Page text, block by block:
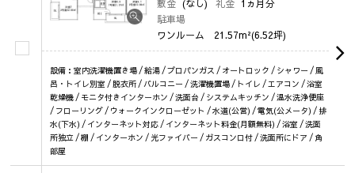
敷金 (なし) 礼金 1ヵ月分
駐車場
ワンルーム 21.57m²(6.52坪)
設備：室内洗濯機置き場 / 給湯 / プロパンガス / オートロック / シャワー / 風
呂・トイレ別室 / 脱衣所 / バルコニー / 洗濯機置場 / トイレ / エアコン / 浴室
乾燥機 / モニタ付きインターホン / 洗面台 / システムキッチン / 温水洗浄便座
/ フローリング / ウォークインクローゼット / 水道(公営) / 電気(公メータ) / 排
水(下水) / インターネット対応 / インターネット料金(月額無料) / 浴室 / 洗面
所独立 / 棚 / インターホン / 光ファイバー / ガスコンロ付 / 洗面所にドア / 角
部屋